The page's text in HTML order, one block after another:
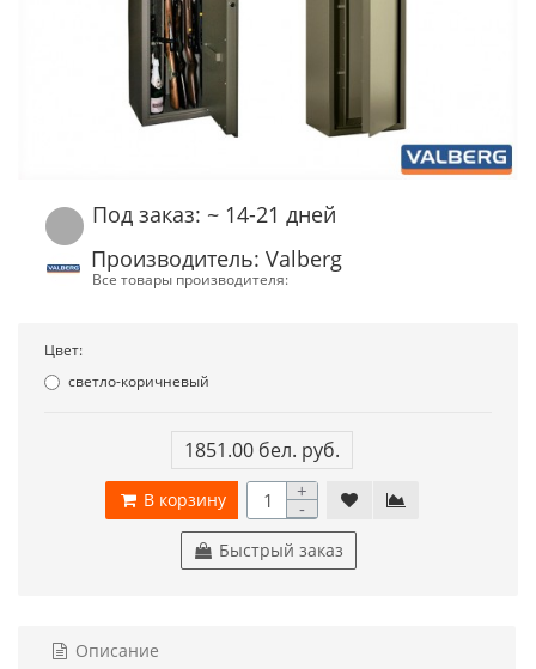
Под заказ: ~ 14-21 дней
Производитель: Valberg
Все товары производителя:
Цвет:
светло-коричневый
1851.00 бел. руб.
В корзину +
-
Быстрый заказ
Описание